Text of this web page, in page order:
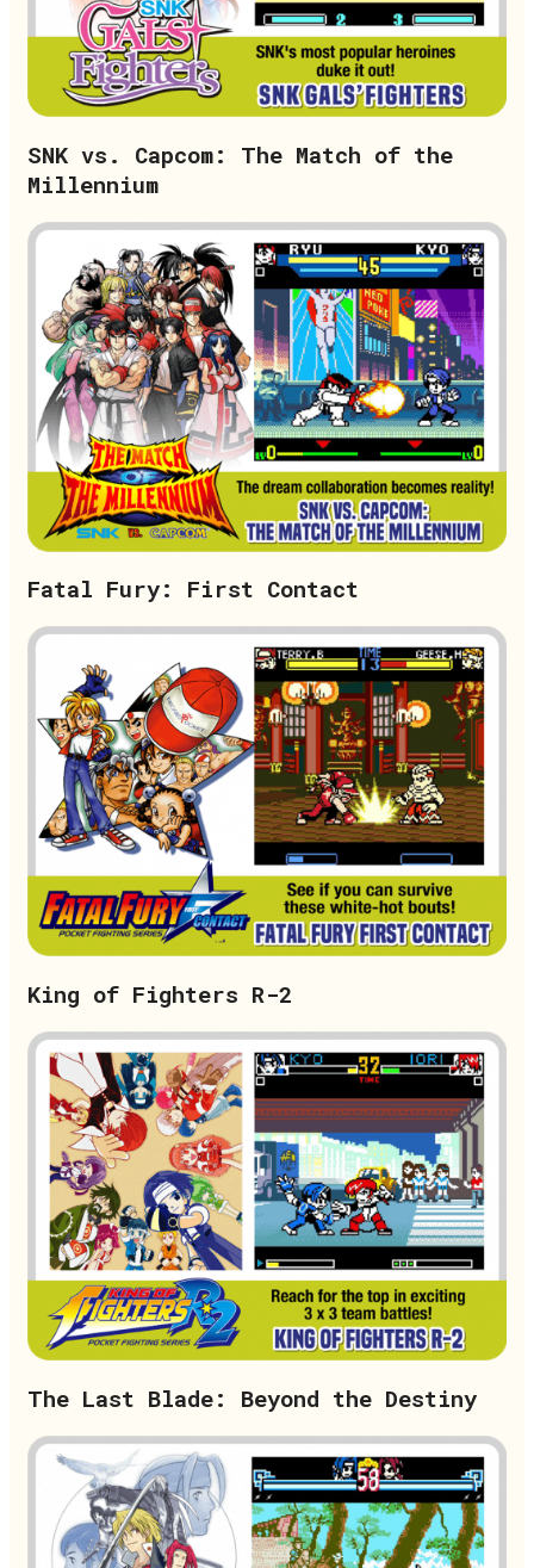
SNK vs. Capcom: The Match of the
Millennium
Fatal Fury: First Contact
King of Fighters R-2
The Last Blade: Beyond the Destiny